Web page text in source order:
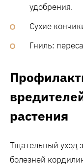
удобрения.
Сухие
Гниль:
растения
Тщательный уход
болезней